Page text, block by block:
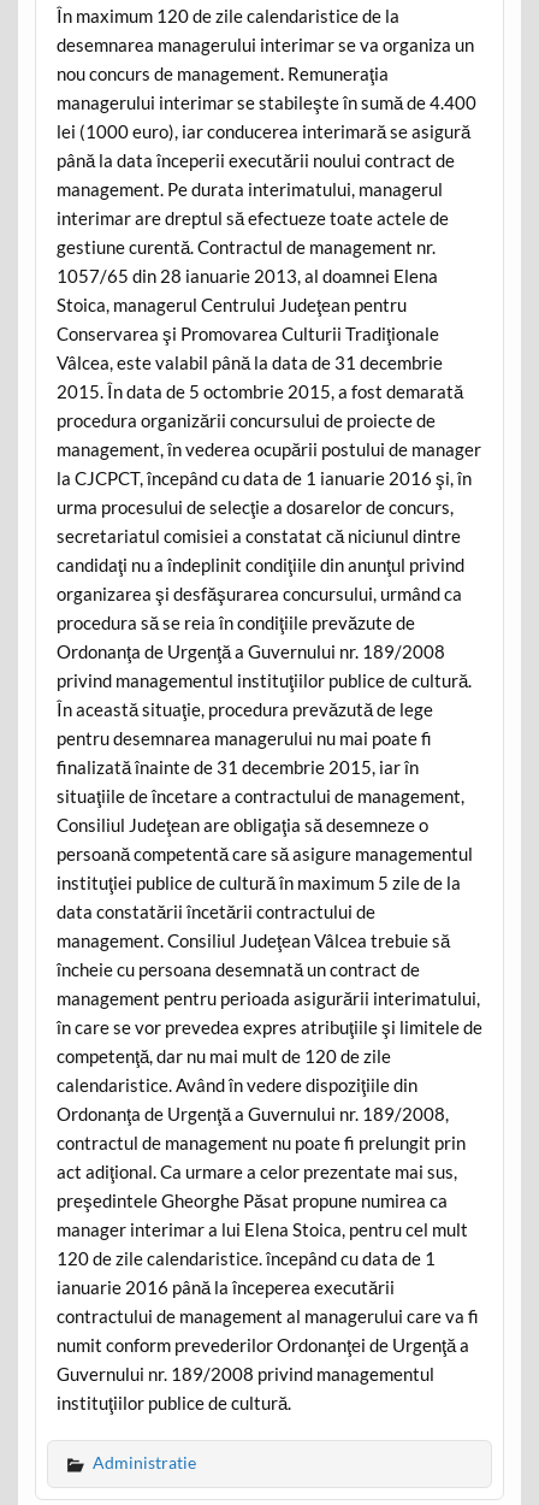
În maximum 120 de zile calendaristice de la
desemnarea managerului interimar se va organiza un
nou concurs de management. Remuneraţia
managerului interimar se stabileşte în sumă de 4.400
lei (1000 euro), iar conducerea interimară se asigură
până la data începerii executării noului contract de
management. Pe durata interimatului, managerul
interimar are dreptul să efectueze toate actele de
gestiune curentă. Contractul de management nr.
1057/65 din 28 ianuarie 2013, al doamnei Elena
Stoica, managerul Centrului Judeţean pentru
Conservarea şi Promovarea Culturii Tradiţionale
Vâlcea, este valabil până la data de 31 decembrie
2015. În data de 5 octombrie 2015, a fost demarată
procedura organizării concursului de proiecte de
management, în vederea ocupării postului de manager
la CJCPCT, începând cu data de 1 ianuarie 2016 şi, în
urma procesului de selecţie a dosarelor de concurs,
secretariatul comisiei a constatat că niciunul dintre
candidaţi nu a îndeplinit condiţiile din anunţul privind
organizarea şi desfăşurarea concursului, urmând ca
procedura să se reia în condiţiile prevăzute de
Ordonanţa de Urgenţă a Guvernului nr. 189/2008
privind managementul instituţiilor publice de cultură.
În această situaţie, procedura prevăzută de lege
pentru desemnarea managerului nu mai poate fi
finalizată înainte de 31 decembrie 2015, iar în
situaţiile de încetare a contractului de management,
Consiliul Judeţean are obligaţia să desemneze o
persoană competentă care să asigure managementul
instituţiei publice de cultură în maximum 5 zile de la
data constatării încetării contractului de
management. Consiliul Judeţean Vâlcea trebuie să
încheie cu persoana desemnată un contract de
management pentru perioada asigurării interimatului,
în care se vor prevedea expres atribuţiile şi limitele de
competenţă, dar nu mai mult de 120 de zile
calendaristice. Având în vedere dispoziţiile din
Ordonanţa de Urgenţă a Guvernului nr. 189/2008,
contractul de management nu poate fi prelungit prin
act adiţional. Ca urmare a celor prezentate mai sus,
preşedintele Gheorghe Păsat propune numirea ca
manager interimar a lui Elena Stoica, pentru cel mult
120 de zile calendaristice. începând cu data de 1
ianuarie 2016 până la începerea executării
contractului de management al managerului care va fi
numit conform prevederilor Ordonanţei de Urgenţă a
Guvernului nr. 189/2008 privind managementul
instituţiilor publice de cultură.
Administratie